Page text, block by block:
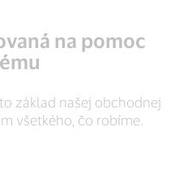
na pomoc
základ našej obchodnej
všetkého, čo robíme.